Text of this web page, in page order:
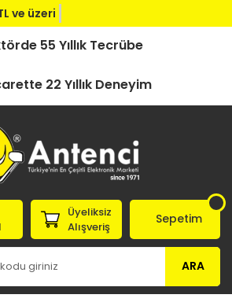
ve üzeri ka
55 Yıllık Tecrübe
22 Yıllık Deneyim
ARA
Üyeliksiz
Alışveriş
Sepetim